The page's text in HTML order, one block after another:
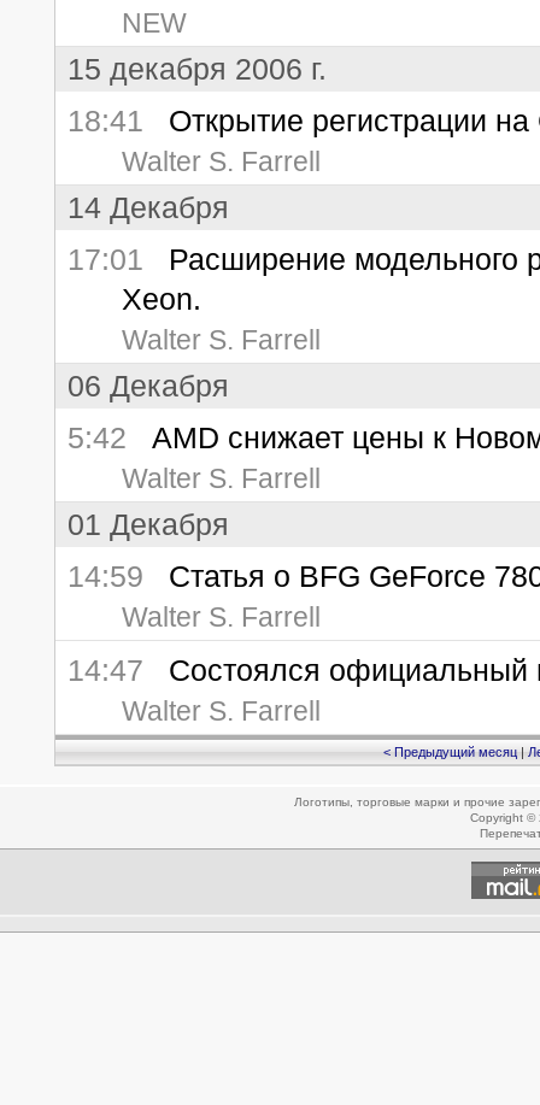
NEW
15 декабря 2006 г.
18:41 Открытие регистрации на
Walter S. Farrell
14 Декабря
17:01 Расширение модельного
Xeon.
Walter S. Farrell
06 Декабря
5:42 AMD снижает цены к
Walter S. Farrell
01 Декабря
14:59 Статья о BFG GeForce
Walter S. Farrell
14:47 Состоялся официальный
Walter S. Farrell
< Предыдущий месяц|
Логотипы, торговые марки и прочие
Copyright ©